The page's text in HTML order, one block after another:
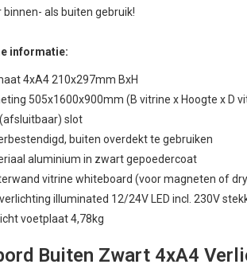
binnen- als buiten gebruik!
informatie:
4xA4 210x297mm BxH
505x1600x900mm (B vitrine x Hoogte x D
(afsluitbaar) slot
buiten overdekt te gebruiken
aluminium in zwart gepoedercoat
vitrine whiteboard (voor magneten of
verlichting illuminated 12/24V LED incl. 230V
voetplaat 4,78kg
Buiten Zwart 4xA4